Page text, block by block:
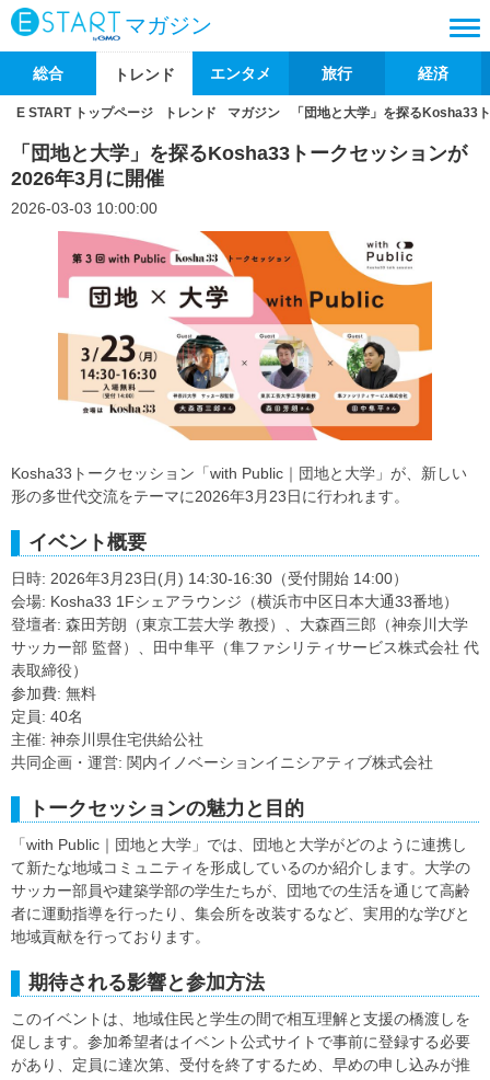
マガジン
総合 トレンド エンタメ 旅行 経済
E START トップページ トレンド マガジン 「団地と大学」を探るKosha33
「団地と大学」を探るKosha33トークセッションが
2026年3月に開催
2026-03-03 10:00:00
Kosha33トークセッション「with Public｜団地と大学」が、新しい
形の多世代交流をテーマに2026年3月23日に行われます。
イベント概要
日時: 2026年3月23日(月) 14:30-16:30（受付開始 14:00）
会場: Kosha33 1Fシェアラウンジ（横浜市中区日本大通33番地）
登壇者: 森田芳朗（東京工芸大学 教授）、大森酉三郎（神奈川大学
サッカー部 監督）、田中隼平（隼ファシリティサービス株式会社 代
表取締役）
参加費: 無料
定員: 40名
主催: 神奈川県住宅供給公社
共同企画・運営: 関内イノベーションイニシアティブ株式会社
トークセッションの魅力と目的
「with Public｜団地と大学」では、団地と大学がどのように連携し
て新たな地域コミュニティを形成しているのか紹介します。大学の
サッカー部員や建築学部の学生たちが、団地での生活を通じて高齢
者に運動指導を行ったり、集会所を改装するなど、実用的な学びと
地域貢献を行っております。
期待される影響と参加方法
このイベントは、地域住民と学生の間で相互理解と支援の橋渡しを
促します。参加希望者はイベント公式サイトで事前に登録する必要
があり、定員に達次第、受付を終了するため、早めの申し込みが推